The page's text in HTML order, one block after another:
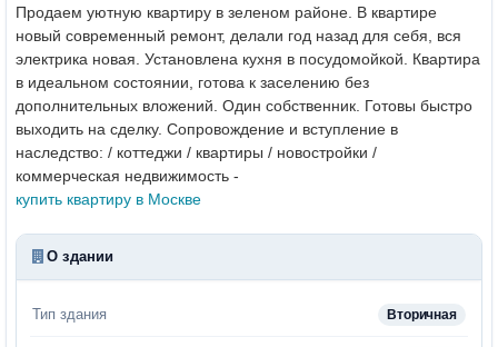
Продаем уютную квартиру в зеленом районе. В квартире
новый современный ремонт, делали год назад для себя, вся
электрика новая. Установлена кухня в посудомойкой. Квартира
в идеальном состоянии, готова к заселению без
дополнительных вложений. Один собственник. Готовы быстро
выходить на сделку. Сопровождение и вступление в
наследство: / коттеджи / квартиры / новостройки /
коммерческая недвижимость -
купить квартиру в Москве
О здании
Тип здания Вторичная